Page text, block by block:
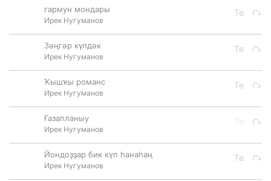
гармун мондары
Ирек Нугуманов
Зәңгәр күлдәк
Ирек Нугуманов
Ҡышҡы романс
Ирек Нугуманов
Ғазапланыу
Ирек Нугуманов
Йондоҙҙар бик күп һанаһаң
Ирек Нугуманов